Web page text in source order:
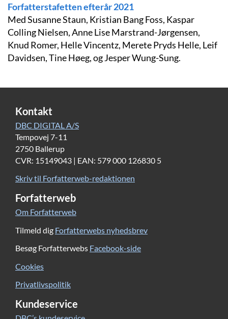
Forfatterstafetten efterår 2021
Med Susanne Staun, Kristian Bang Foss, Kaspar
Colling Nielsen, Anne Lise Marstrand-Jørgensen,
Knud Romer, Helle Vincentz, Merete Pryds Helle, Leif
Davidsen, Tine Høeg, og Jesper Wung-Sung.
Kontakt
DBC DIGITAL A/S
Tempovej 7-11
2750 Ballerup
CVR: 15149043 | EAN: 579 000 126830 5
Skriv til Forfatterweb-redaktionen
Forfatterweb
Om Forfatterweb
Tilmeld dig Forfatterwebs nyhedsbrev
Besøg Forfatterwebs Facebook-side
Cookies
Privatlivspolitik
Kundeservice